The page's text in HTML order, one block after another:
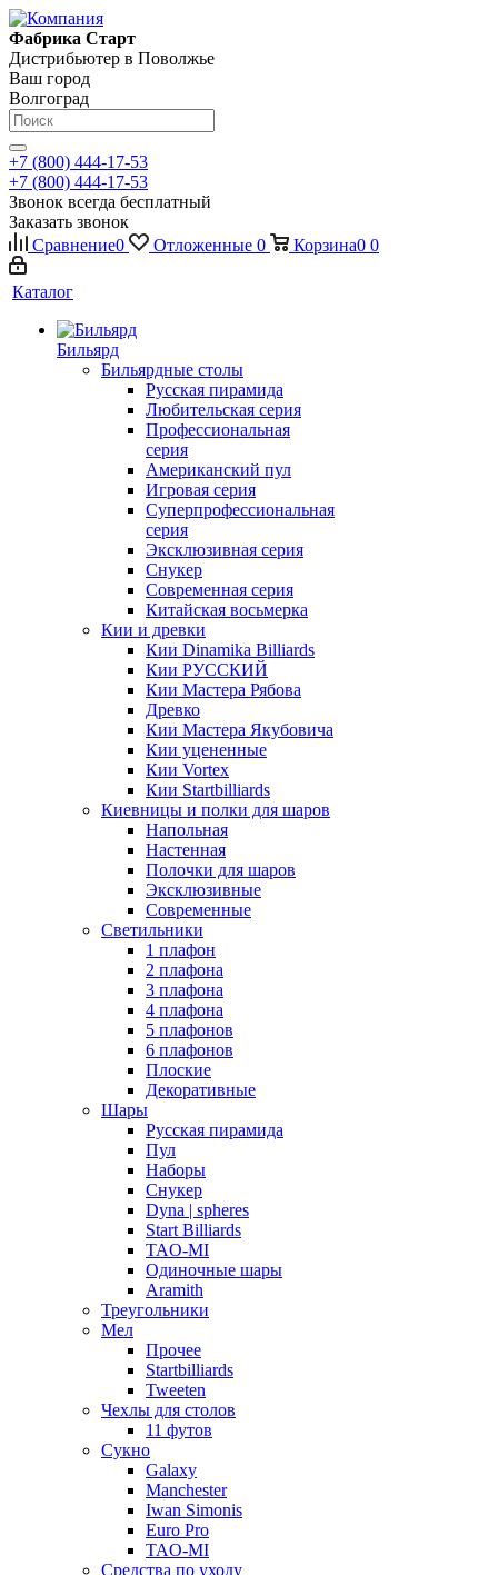
Фабрика Старт
Дистрибьютер в Поволжье
Ваш город
Волгоград
+7 (800) 444-17-53
+7 (800) 444-17-53
Звонок всегда бесплатный
Заказать звонок
Сравнение0 Отложенные 0 Корзина0 0
Каталог
Бильярд
Бильярдные столы
Русская пирамида
Любительская серия
Профессиональная
серия
Американский пул
Игровая серия
Суперпрофессиональная
серия
Эксклюзивная серия
Снукер
Современная серия
Китайская восьмерка
Кии и древки
Кии Dinamika Billiards
Кии РУССКИЙ
Кии Мастера Рябова
Древко
Кии Мастера Якубовича
Кии уцененные
Кии Vortex
Кии Startbilliards
Киевницы и полки для шаров
Напольная
Настенная
Полочки для шаров
Эксклюзивные
Современные
Светильники
1 плафон
2 плафона
3 плафона
4 плафона
5 плафонов
6 плафонов
Плоские
Декоративные
Шары
Русская пирамида
Пул
Наборы
Снукер
Dyna | spheres
Start Billiards
TAO-MI
Одиночные шары
Aramith
Треугольники
Мел
Прочее
Startbilliards
Tweeten
Чехлы для столов
11 футов
Сукно
Galaxy
Manchester
Iwan Simonis
Euro Pro
TAO-MI
Средства по уходу